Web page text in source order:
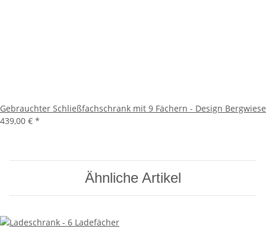
Gebrauchter Schließfachschrank mit 9 Fächern - Design Bergwiese
439,00 € *
Ähnliche Artikel